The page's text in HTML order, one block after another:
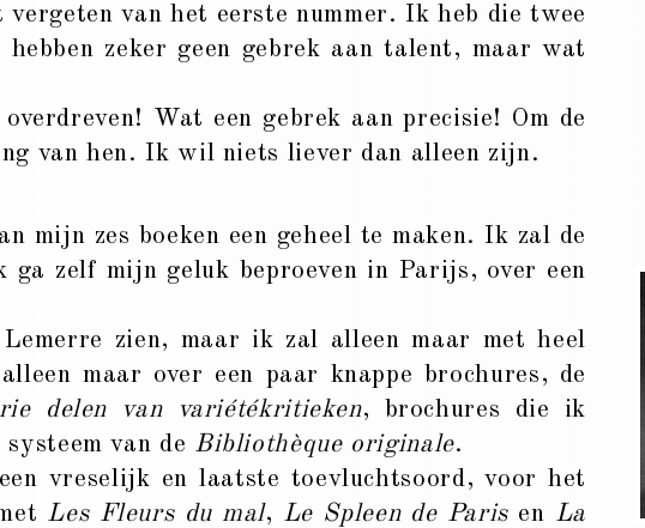
van het eerste nummer. Ik heb die twee
zeker geen gebrek aan talent, maar wat
Wat een gebrek aan precisie! Om de
van hen. Ik wil niets liever dan alleen zijn.
zes boeken een geheel te maken. Ik zal de
ga zelf mijn geluk beproeven in Parijs, over een
zien, maar ik zal alleen maar met heel
maar over een paar knappe brochures, de
delen van variétékritieken, brochures die ik
van de Bibliothèque originale.
vreselijk en laatste toevluchtsoord, voor het
Les Fleurs du mal, Le Spleen de Paris en La